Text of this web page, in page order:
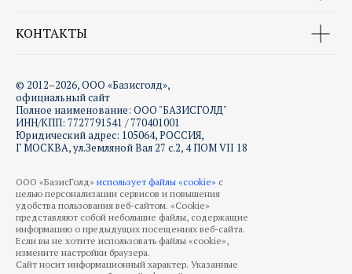
КОНТАКТЫ
© 2012–2026, ООО «Базисголд»,
официальный сайт
Полное наименование: ООО "БАЗИСГОЛД"
ИНН/КПП: 7727791541 / 770401001
Юридический адрес: 105064, РОССИЯ,
Г МОСКВА, ул.Земляной Вал 27 с.2, 4 ПОМ VII 18
ООО «БазисГолд» использует файлы «cookie» с
целью персонализации сервисов и повышения
удобства пользования веб-сайтом. «Cookie»
представляют собой небольшие файлы, содержащие
информацию о предыдущих посещениях веб-сайта.
Если вы не хотите использовать файлы «cookie»,
измените настройки браузера.
Сайт носит информационный характер. Указанные